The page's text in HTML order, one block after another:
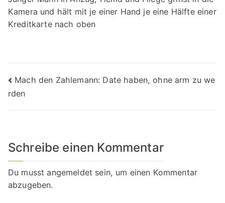
Kamera und hält mit je einer Hand je eine Hälfte einer
Kreditkarte nach oben
Beitragsnavigation
Mach den Zahlemann: Date haben, ohne arm zu we
rden
Schreibe einen Kommentar
Du musstangemeldet sein, um einen Kommentar
abzugeben.